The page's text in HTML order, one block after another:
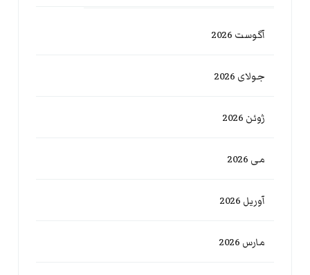
آگوست 2026
جولای 2026
ژوئن 2026
می 2026
آوریل 2026
مارس 2026